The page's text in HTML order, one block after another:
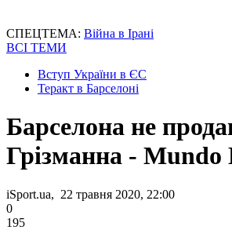
СПЕЦТЕМА: Війна в Ірані
ВСІ ТЕМИ
Вступ України в ЄС
Теракт в Барселоні
Барселона не
Грізманна - Mundo
iSport.ua, 22 травня 2020, 22:00
0
195